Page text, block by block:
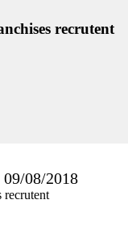
recrutent
08/2018